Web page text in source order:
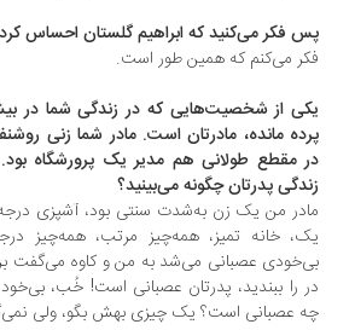
فکر می‌کنید که ابراهیم گلستان احساس کرد تمام
می‌کنم که همین طور است.
از شخصیت‌هایی که در زندگی شما در بیشتر
مانده، مادرتان است. مادر شما زنی روشنفکر و
مقطع طولانی هم مدیر یک پرورشگاه بود. تاثیر
پدرتان چگونه می‌بینید؟
من یک زن به‌شدت سنتی بود، آشپزی درجه یک،
خانه تمیز، همه‌چیز مرتب، همه‌چیز درجه یک.
عصبانی می‌شد به من و کاوه می‌گفت بروید در
را ببندید، پدرتان عصبانی است! خُب، بی‌خود
عصبانی است؟ یک چیزی بهش بگو، ولی نمی‌گفت.